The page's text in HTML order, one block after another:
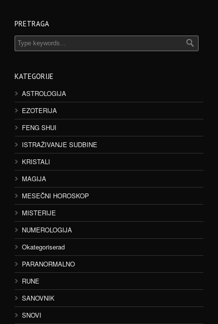
PRETRAGA
KATEGORIJE
ASTROLOGIJA
EZOTERIJA
FENG SHUI
ISTRAŽIVANJE SUDBINE
KRISTALI
MAGIJA
MESEČNI HOROSKOP
MISTERIJE
NUMEROLOGIJA
Okategoriserad
PARANORMALNO
RUNE
SANOVNIK
SNOVI